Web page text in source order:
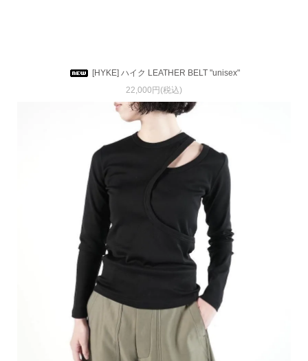
[HYKE] ハイク LEATHER BELT "unisex"
22,000円(税込)